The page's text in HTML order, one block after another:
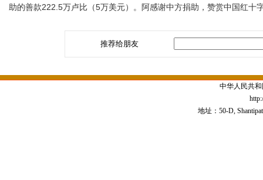
助的善款222.5万卢比（5万美元）。阿感谢中方捐助，赞赏中国红十
推荐给朋友
中华人民共
地址：50-D,